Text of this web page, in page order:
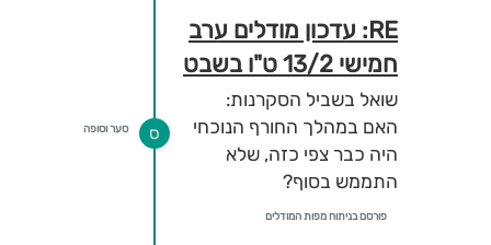
RE: עדכון מודלים ערב
חמישי 13/2 ט"ו בשבט
שואל בשביל הסקרנות:
האם במהלך החורף הנוכחי
היה כבר צפי כזה, שלא
התממש בסוף?
פורסם בניתוח מפות המודלים
ס סער וסופה